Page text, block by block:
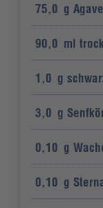
75,0 g
90,0 ml
1,0 g
3,0 g
0,10 g
0,10 g